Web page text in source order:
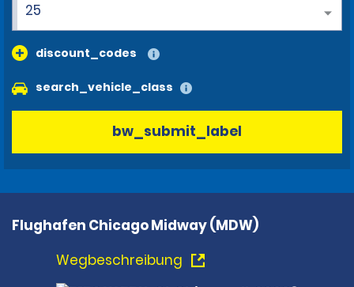
25
discount_codes
search_vehicle_class
bw_submit_label
Flughafen Chicago Midway (MDW)
Wegbeschreibung